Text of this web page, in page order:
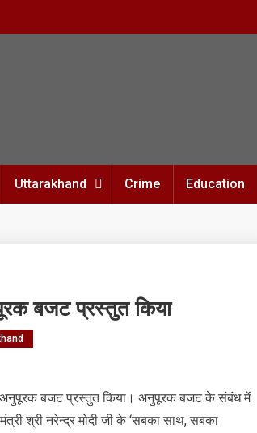
Uttarakhand Crime Education
बजट प्रस्तुत किया
अनुपूरक बजट प्रस्तुत किया। अनुपूरक बजट के संबंध में
श्री नरेन्द्र मोदी जी के ‘सबका साथ, सबका